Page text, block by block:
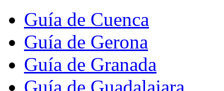
Guía de Cuenca
Guía de Gerona
Guía de Granada
Guía de Guadalajara